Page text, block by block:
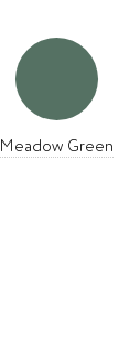
Meadow Green